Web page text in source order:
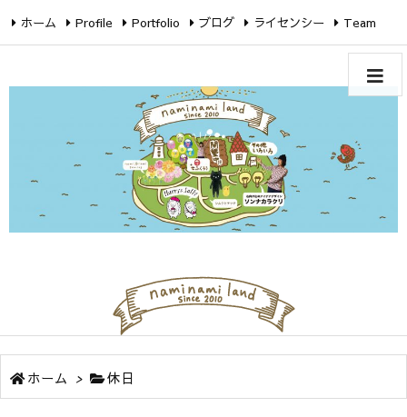
ホーム Profile Portfolio ブログ ライセンシー Team
ホーム > 休日